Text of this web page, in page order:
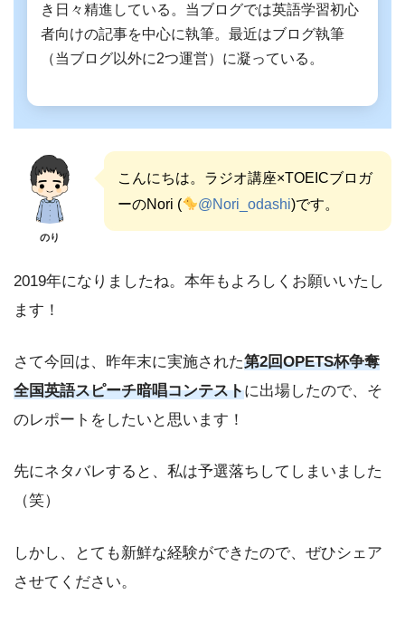
き日々精進している。当ブログでは英語学習初心
者向けの記事を中心に執筆。最近はブログ執筆
（当ブログ以外に2つ運営）に凝っている。
のり
こんにちは。ラジオ講座×TOEICブロガ
ーのNori (
@Nori_odashi)です。
2019年になりましたね。本年もよろしくお願いいたし
ます！
さて今回は、昨年末に実施された第2回OPETS杯争奪
全国英語スピーチ暗唱コンテストに出場したので、そ
のレポートをしたいと思います！
先にネタバレすると、私は予選落ちしてしまいました
（笑）
しかし、とても新鮮な経験ができたので、ぜひシェア
させてください。